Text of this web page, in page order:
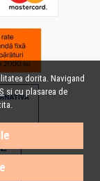
dorita. Navigand
si cu plasarea de